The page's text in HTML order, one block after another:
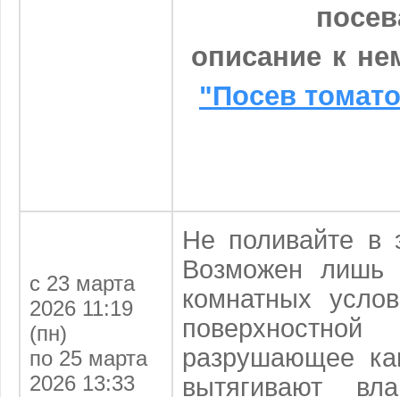
описание к
"Посев
с 23 марта
2026 11:19
(пн)
по 25 марта
2026 13:33
Не поливайте в
Возможен лишь
комнатных
разрушающее
вытягивают